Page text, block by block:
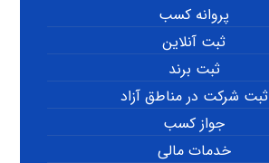
پروانه کسب
ثبت آنلاین
ثبت برند
ثبت شرکت در مناطق آزاد
جواز کسب
خدمات مالی